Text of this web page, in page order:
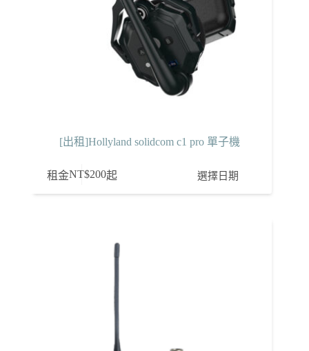
[出租]Hollyland solidcom c1 pro 單子機
租金NT$200起 選擇日期